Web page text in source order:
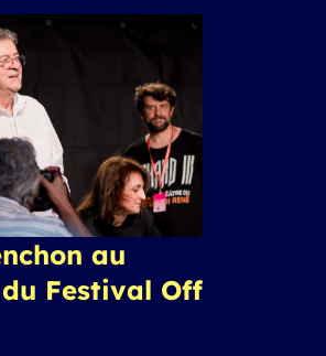
au
Festival Off